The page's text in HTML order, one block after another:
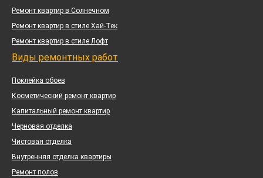
Ремонт квартир в Солнечном
Ремонт квартир в стиле Хай-Тек
Ремонт квартир в стиле Лофт
Виды ремонтных работ
Поклейка обоев
Косметический ремонт квартир
Капитальный ремонт квартир
Черновая отделка
Чистовая отделка
Внутренняя отделка квартиры
Ремонт полов